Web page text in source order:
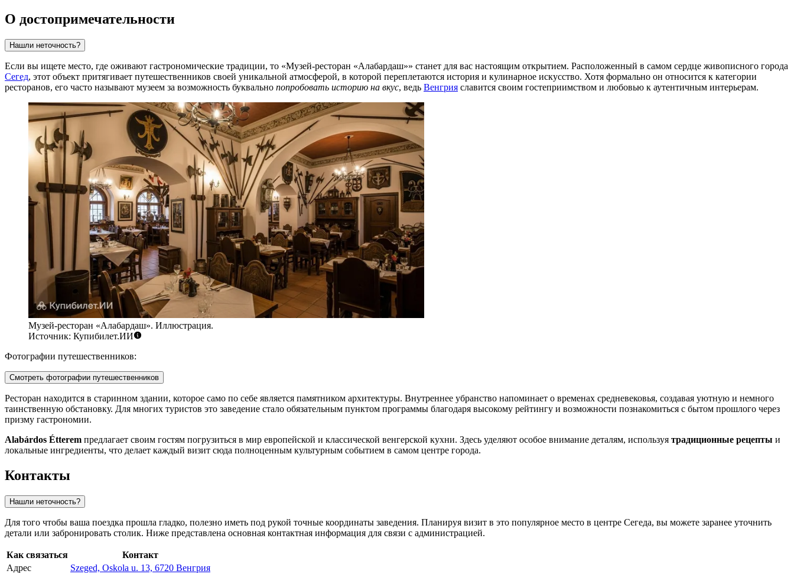
О достопримечательности
Нашли неточность?
Если вы ищете место, где оживают гастрономические традиции, то «Музей-ресторан «Алабардаш»» станет для вас настоящим открытием. Расположенный в самом сердце живописного города
Сегед, этот объект притягивает путешественников своей уникальной атмосферой, в которой переплетаются история и кулинарное искусство. Хотя формально он относится к категории
ресторанов, его часто называют музеем за возможность буквально попробовать историю на вкус, ведь Венгрия славится своим гостеприимством и любовью к аутентичным интерьерам.
Музей-ресторан «Алабардаш». Иллюстрация.
Источник: Купибилет.ИИ
Фотографии путешественников:
Смотреть фотографии путешественников
Ресторан находится в старинном здании, которое само по себе является памятником архитектуры. Внутреннее убранство напоминает о временах средневековья, создавая уютную и немного
таинственную обстановку. Для многих туристов это заведение стало обязательным пунктом программы благодаря высокому рейтингу и возможности познакомиться с бытом прошлого через
призму гастрономии.
Alabárdos Étterem предлагает своим гостям погрузиться в мир европейской и классической венгерской кухни. Здесь уделяют особое внимание деталям, используя традиционные рецепты и
локальные ингредиенты, что делает каждый визит сюда полноценным культурным событием в самом центре города.
Контакты
Нашли неточность?
Для того чтобы ваша поездка прошла гладко, полезно иметь под рукой точные координаты заведения. Планируя визит в это популярное место в центре Сегеда, вы можете заранее уточнить
детали или забронировать столик. Ниже представлена основная контактная информация для связи с администрацией.
Как связаться
Контакт
Адрес
Szeged, Oskola u. 13, 6720 Венгрия